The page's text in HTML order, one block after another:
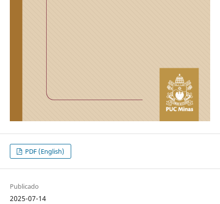
PDF (English)
Publicado
2025-07-14